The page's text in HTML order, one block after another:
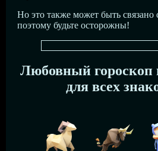
Но это также может быть связано
поэтому будьте осторожны!
Любовный гороскоп
для всех